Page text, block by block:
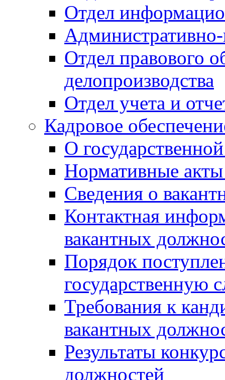
Отдел
Отдел правового
делопроизводства
Отдел учета и
Кадровое
О
Нормативные акты
Сведения о
Контактная
вакантных
Порядок
государственную
Требования к
вакантных
Результаты
должностей